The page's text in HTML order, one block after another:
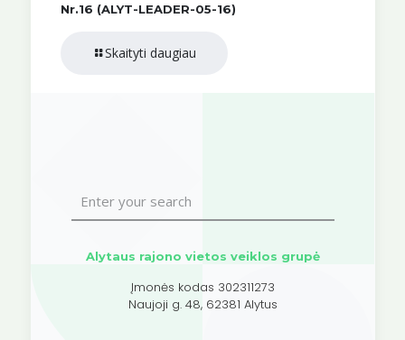
Nr.16 (ALYT-LEADER-05-16)
Skaityti daugiau
Alytaus rajono vietos veiklos grupė
Įmonės kodas 302311273
Naujoji g. 48, 62381 Alytus